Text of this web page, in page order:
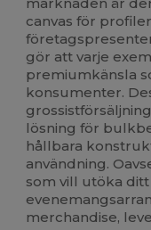
canvas för
gör att varje
premiumkänsla
konsumenter.
lösning för
hållbara
användning.
som vill utöka
merchandise,